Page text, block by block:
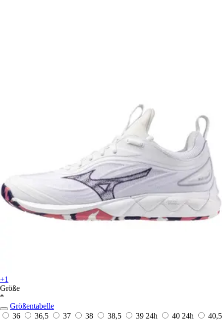
+1
Größe
*
Größentabelle
36
36,5 37 38 38,5 39 24h 40 24h
40,5